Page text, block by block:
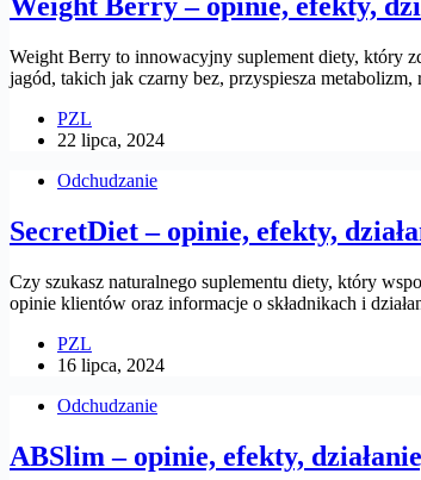
Weight Berry – opinie, efekty,
Weight Berry to innowacyjny suplement diety, który
jagód, takich jak czarny bez, przyspiesza
PZL
22 lipca, 2024
Odchudzanie
SecretDiet – opinie, efekty,
Czy szukasz naturalnego suplementu diety, który
opinie klientów oraz informacje o składnikach i
PZL
16 lipca, 2024
Odchudzanie
ABSlim – opinie, efekty,